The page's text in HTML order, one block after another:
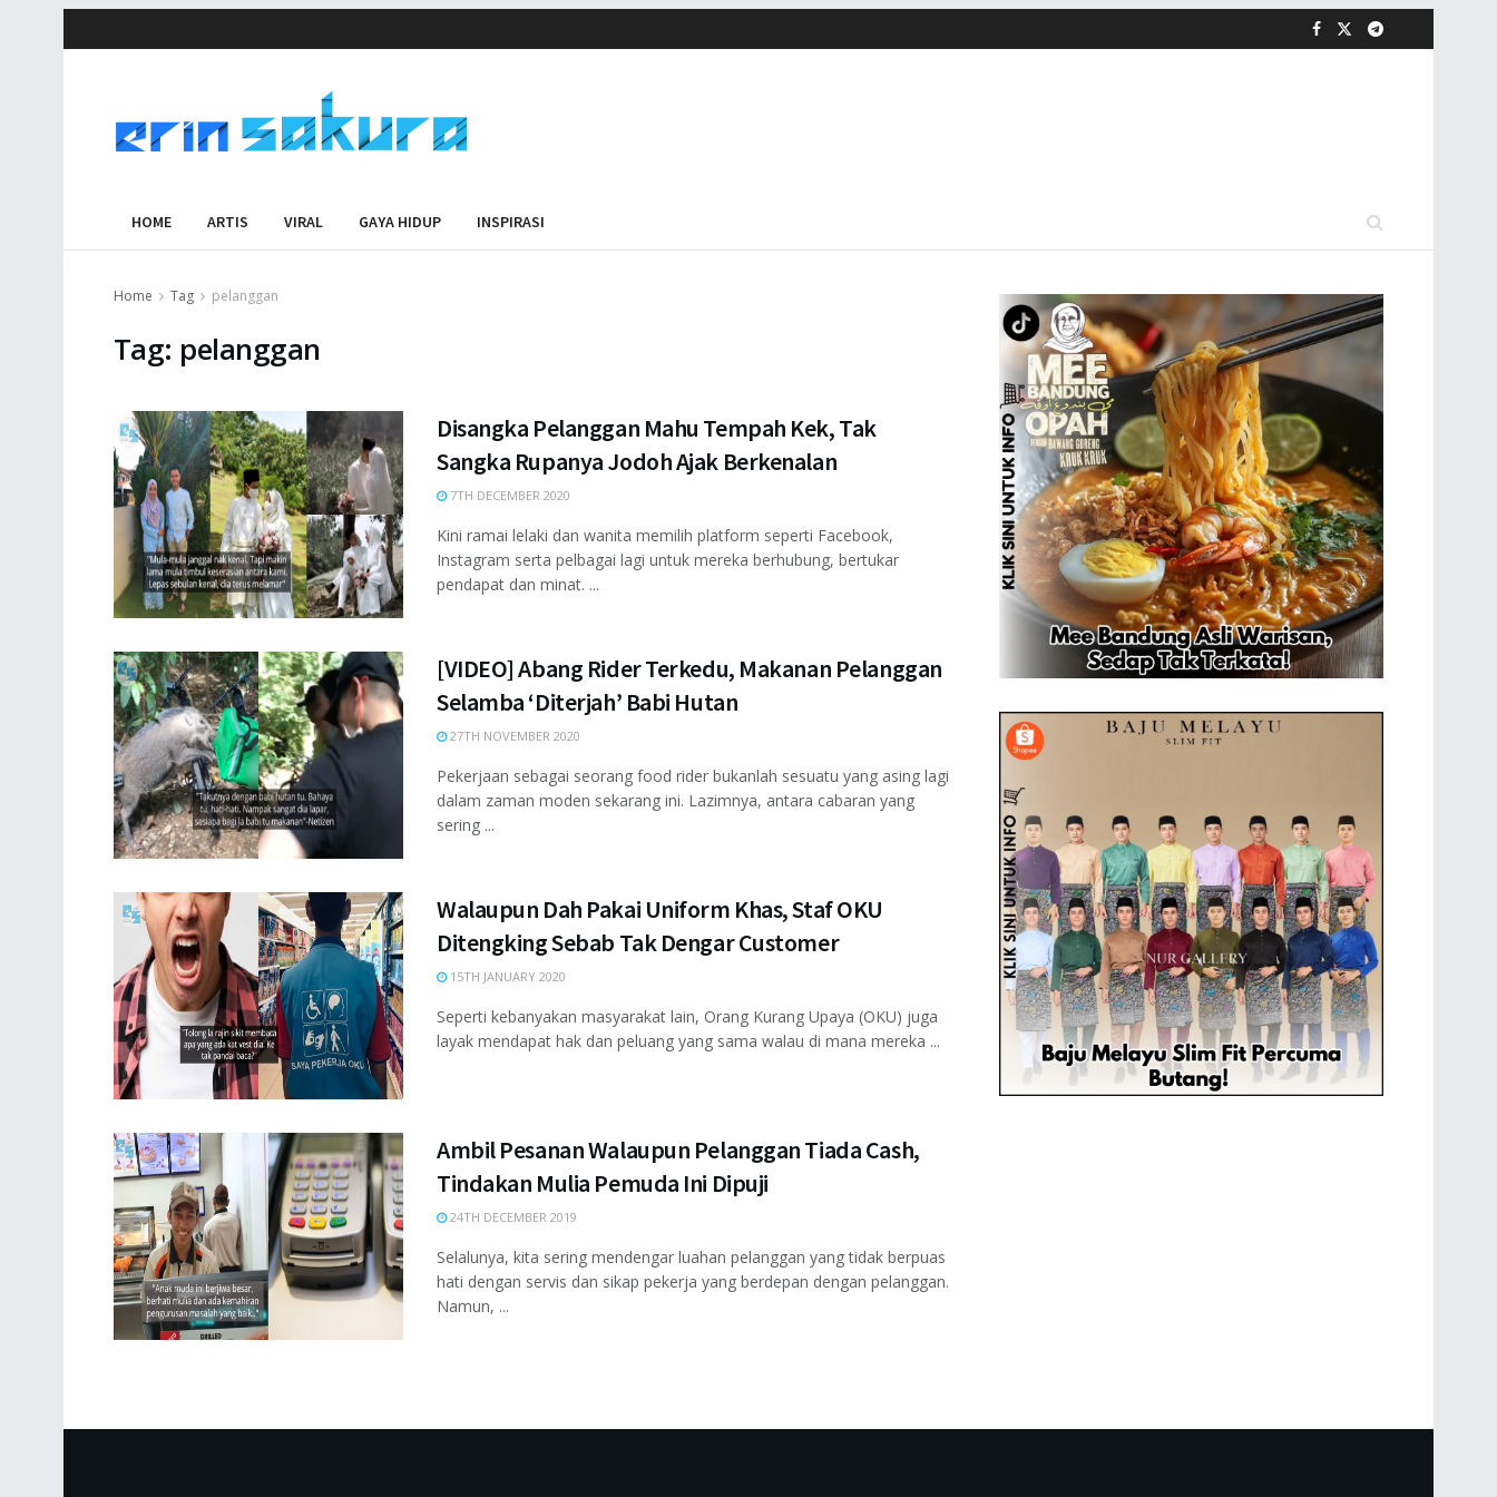
HOME ARTIS VIRAL GAYA HIDUP INSPIRASI
Home Tag pelanggan
Tag: pelanggan
Disangka Pelanggan Mahu Tempah Kek, Tak
Sangka Rupanya Jodoh Ajak Berkenalan
7TH DECEMBER 2020
Kini ramai lelaki dan wanita memilih platform seperti Facebook,
Instagram serta pelbagai lagi untuk mereka berhubung, bertukar
pendapat dan minat. ...
[VIDEO] Abang Rider Terkedu, Makanan Pelanggan
Selamba ‘Diterjah’ Babi Hutan
27TH NOVEMBER 2020
Pekerjaan sebagai seorang food rider bukanlah sesuatu yang asing lagi
dalam zaman moden sekarang ini. Lazimnya, antara cabaran yang
sering ...
Walaupun Dah Pakai Uniform Khas, Staf OKU
Ditengking Sebab Tak Dengar Customer
15TH JANUARY 2020
Seperti kebanyakan masyarakat lain, Orang Kurang Upaya (OKU) juga
layak mendapat hak dan peluang yang sama walau di mana mereka ...
Ambil Pesanan Walaupun Pelanggan Tiada Cash,
Tindakan Mulia Pemuda Ini Dipuji
24TH DECEMBER 2019
Selalunya, kita sering mendengar luahan pelanggan yang tidak berpuas
hati dengan servis dan sikap pekerja yang berdepan dengan pelanggan.
Namun, ...